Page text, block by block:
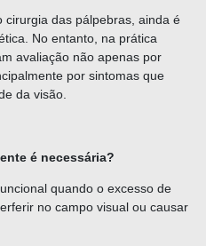
cirurgia das pálpebras, ainda é
No entanto, na prática
avaliação não apenas por
por sintomas que
da visão.
é necessária?
quando o excesso de
no campo visual ou causar